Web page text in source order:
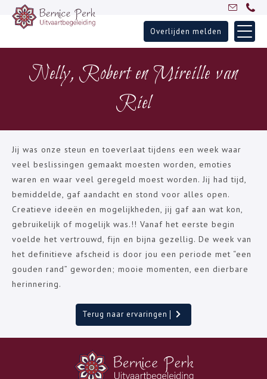
Skip
content
Home
Uitvaartbegeleiding
Ervaringen
Partners
Contact
Overlijden melden
Nelly, Robert en Mireille van
Riel
Jij was onze steun en toeverlaat tijdens een week waar
veel beslissingen gemaakt moesten worden, emoties
waren en waar veel geregeld moest worden. Jij had tijd,
bemiddelde, gaf aandacht en stond voor alles open.
Creatieve ideeën en mogelijkheden, jij gaf aan wat kon,
gebruikelijk of mogelijk was.!! Vanaf het eerste begin
voelde het vertrouwd, fijn en bijna gezellig. De week van
het definitieve afscheid is door jou een periode met “een
gouden rand” geworden; mooie momenten, een dierbare
herinnering.
Terug naar ervaringen